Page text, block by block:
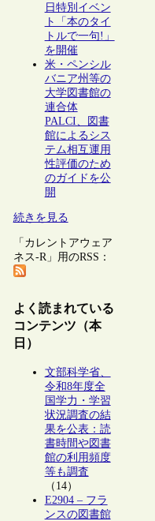
日特別イベン
ト「本のタイ
トルで一句!」
を開催
米・ペンシル
バニア州等の
大学図書館の
連合体
PALCI、図書
館によるシス
テム相互運用
性評価のため
のガイドを公
開
続きを見る
「カレントアウェア
ネス-R」用のRSS：
よく読まれている
コンテンツ（本
日）
文部科学省、
令和8年度全
国学力・学習
状況調査の結
果を公表：読
書時間や図書
館の利用頻度
等も調査
（14）
E2904 – フラ
ンスの図書館